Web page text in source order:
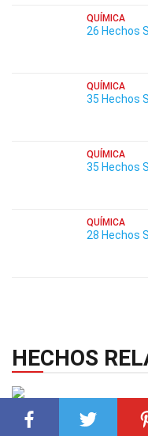
QUÍMICA
26 Hechos
QUÍMICA
35 Hechos
QUÍMICA
35 Hechos
QUÍMICA
28 Hechos
HECHOS